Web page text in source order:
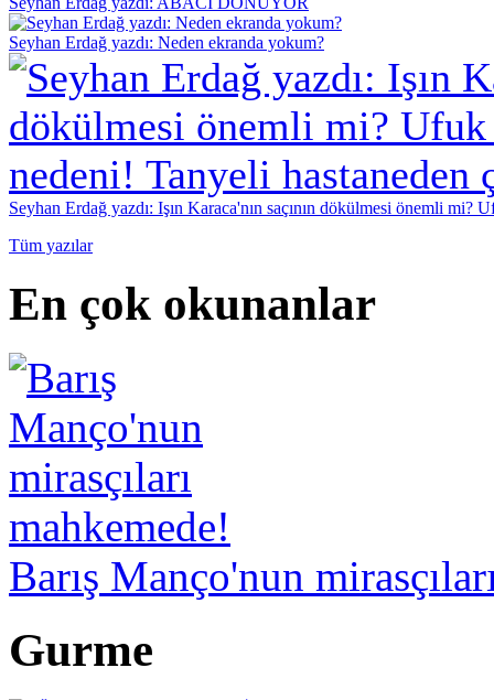
Seyhan Erdağ yazdı: Neden ekranda yokum?
Seyhan Erdağ yazdı: Işın Karaca'nın saçının dökülmesi önemli mi?
Tüm yazılar
En çok okunanlar
Barış Manço'nun
Gurme